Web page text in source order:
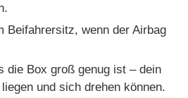
Beifahrersitz, wenn der Airbag
die Box groß genug ist – dein
und sich drehen können.